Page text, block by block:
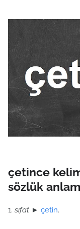
çetince
sözlük
1. sıfat ► çetin.